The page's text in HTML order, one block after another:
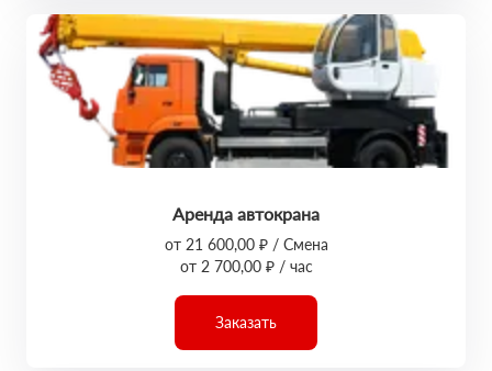
Аренда автокрана
от 21 600,00 ₽ / Смена
от 2 700,00 ₽ / час
Заказать